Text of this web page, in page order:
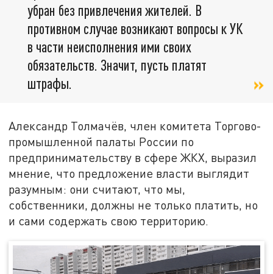
убран без привлечения жителей. В
противном случае возникают вопросы к УК
в части неисполнения ими своих
обязательств. Значит, пусть платят
штрафы.
Александр Толмачёв, член комитета Торгово-
промышленной палаты России по
предпринимательству в сфере ЖКХ, выразил
мнение, что предложение власти выглядит
разумным: они считают, что мы,
собственники, должны не только платить, но
и сами содержать свою территорию.